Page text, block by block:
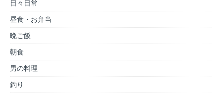
日々日常
昼食・お弁当
晩ご飯
朝食
男の料理
釣り